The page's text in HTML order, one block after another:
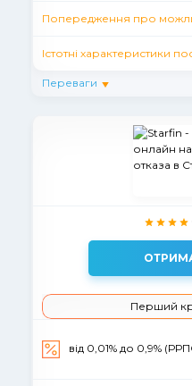
Попередження про
Істотні характеристики
Переваги
Перший
вiд 0,01% до 0,9%